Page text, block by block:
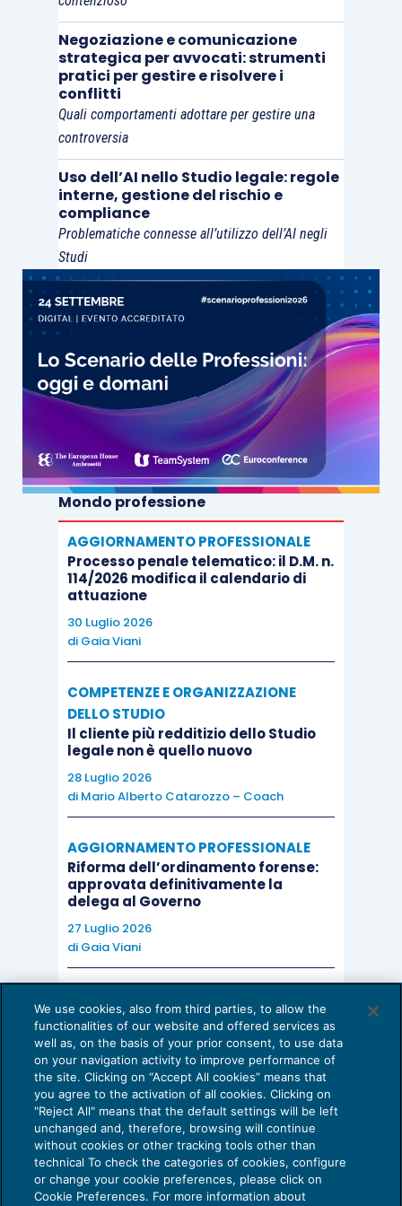
Negoziazione e comunicazione
strategica per avvocati: strumenti
pratici per gestire e risolvere i
conflitti
Quali comportamenti adottare per gestire una
controversia
Uso dell’AI nello Studio legale: regole
interne, gestione del rischio e
compliance
Problematiche connesse all’utilizzo dell’AI negli
Studi
Mondo professione
AGGIORNAMENTO PROFESSIONALE
Processo penale telematico: il D.M. n.
114/2026 modifica il calendario di
attuazione
30 Luglio 2026
di Gaia Viani
COMPETENZE E ORGANIZZAZIONE
DELLO STUDIO
Il cliente più redditizio dello Studio
legale non è quello nuovo
28 Luglio 2026
di Mario Alberto Catarozzo – Coach
AGGIORNAMENTO PROFESSIONALE
Riforma dell’ordinamento forense:
approvata definitivamente la
delega al Governo
27 Luglio 2026
di Gaia Viani
Come evitare le allucinazioni dell’AI:
guida per l’avvocato
24 Luglio 2026
di Sofia Savoia
Privacy Policy
We use cookies, also from third parties, to allow the
functionalities of our website and offered services as
well as, on the basis of your prior consent, to use data
on your navigation activity to improve performance of
the site. Clicking on “Accept All cookies” means that
you agree to the activation of all cookies. Clicking on
"Reject All" means that the default settings will be left
unchanged and, therefore, browsing will continue
without cookies or other tracking tools other than
technical To check the categories of cookies, configure
or change your cookie preferences, please click on
Cookie Preferences. For more information about